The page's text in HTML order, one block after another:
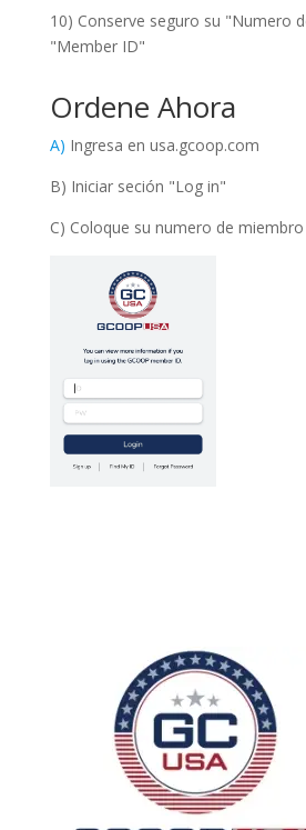
10) Conserve seguro su "Numero
"Member ID"
Ordene Ahora
A) Ingresa en usa.gcoop.com
B) Iniciar seción "Log in"
C) Coloque su numero de